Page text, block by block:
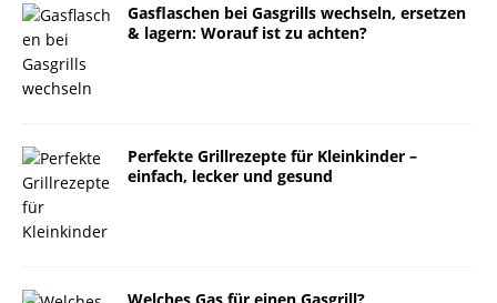
Gasflaschen bei Gasgrills wechseln, ersetzen
& lagern: Worauf ist zu achten?
Perfekte Grillrezepte für Kleinkinder –
einfach, lecker und gesund